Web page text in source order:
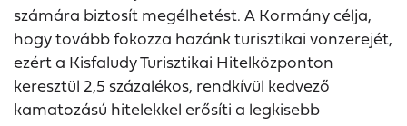
számára biztosít megélhetést. A Kormány célja,
hogy tovább fokozza hazánk turisztikai vonzerejét,
ezért a Kisfaludy Turisztikai Hitelközponton
keresztül 2,5 százalékos, rendkívül kedvező
kamatozású hitelekkel erősíti a legkisebb